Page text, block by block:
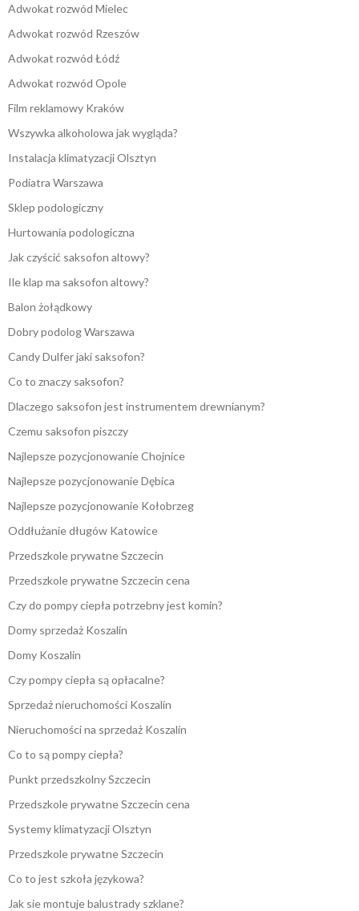
Adwokat rozwód Mielec
Adwokat rozwód Rzeszów
Adwokat rozwód Łódź
Adwokat rozwód Opole
Film reklamowy Kraków
Wszywka alkoholowa jak wygląda?
Instalacja klimatyzacji Olsztyn
Podiatra Warszawa
Sklep podologiczny
Hurtowania podologiczna
Jak czyścić saksofon altowy?
Ile klap ma saksofon altowy?
Balon żołądkowy
Dobry podolog Warszawa
Candy Dulfer jaki saksofon?
Co to znaczy saksofon?
Dlaczego saksofon jest instrumentem drewnianym?
Czemu saksofon piszczy
Najlepsze pozycjonowanie Chojnice
Najlepsze pozycjonowanie Dębica
Najlepsze pozycjonowanie Kołobrzeg
Oddłużanie długów Katowice
Przedszkole prywatne Szczecin
Przedszkole prywatne Szczecin cena
Czy do pompy ciepła potrzebny jest komin?
Domy sprzedaż Koszalin
Domy Koszalin
Czy pompy ciepła są opłacalne?
Sprzedaż nieruchomości Koszalin
Nieruchomości na sprzedaż Koszalin
Co to są pompy ciepła?
Punkt przedszkolny Szczecin
Przedszkole prywatne Szczecin cena
Systemy klimatyzacji Olsztyn
Przedszkole prywatne Szczecin
Co to jest szkoła językowa?
Jak sie montuje balustrady szklane?